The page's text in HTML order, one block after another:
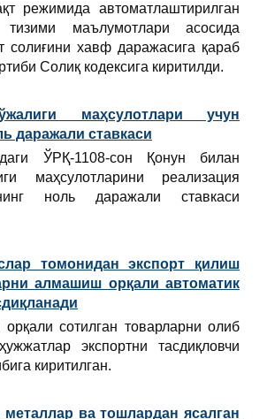
режимида автоматлаштирилган
маълумотлари асосида
солиғини хавф даражасига қараб
Солиқ кодексига киритилди.
маҳсулотлари учун
даражали ставкаси
ЎРҚ-1108-сон Қонун билан
маҳсулотларини реализация
ноль даражали ставкаси
томонидан экспорт қилиш
алмашиш орқали автоматик
орқали сотилган товарларни олиб
экспортни тасдиқловчи
киритилган.
металлар ва тошлардан ясалган